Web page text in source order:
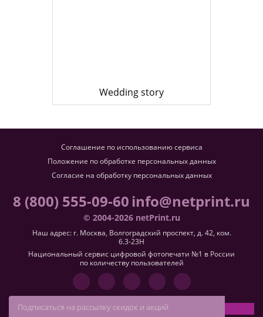
Wedding story
Соглашение по использованию сервиса
Положение по обработке персональных данных
Согласие на обработку персональных данных
8 (800) 555-09-60info@netprint.ru
© 2004-2026 netPrint.ru
Наш адрес: г. Москва, Волгоградский проспект, д. 42, ком.
6.3-23H
Национальный сервис цифровой фотопечати №1 в России
по количеству пользователей